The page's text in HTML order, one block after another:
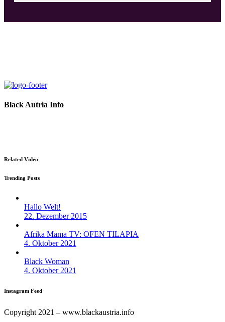
Black Autria Info
Related Video
Trending Posts
Hallo Welt!
22. Dezember 2015
Afrika Mama TV: OFEN TILAPIA
4. Oktober 2021
Black Woman
4. Oktober 2021
Instagram Feed
Copyright 2021 – www.blackaustria.info